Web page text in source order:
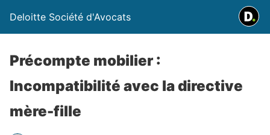
Deloitte Société d'Avocats
Précompte mobilier :
Incompatibilité avec la directive
mère-fille